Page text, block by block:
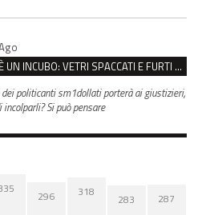
REGGIO, PIAZZALE EUROPA È UN INCUBO: VETRI SPACCATI E FURTI SULLE AUTO IN SOSTA
politicanti sm1dollati porterà ai giustizieri,
Si può pensare
296 318 283 287